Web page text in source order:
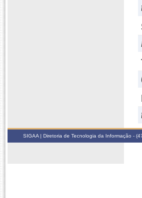
SIGAA | Diretoria de Tecnologia da Informação -